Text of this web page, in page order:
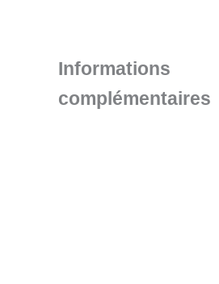
Informations
complémentaires